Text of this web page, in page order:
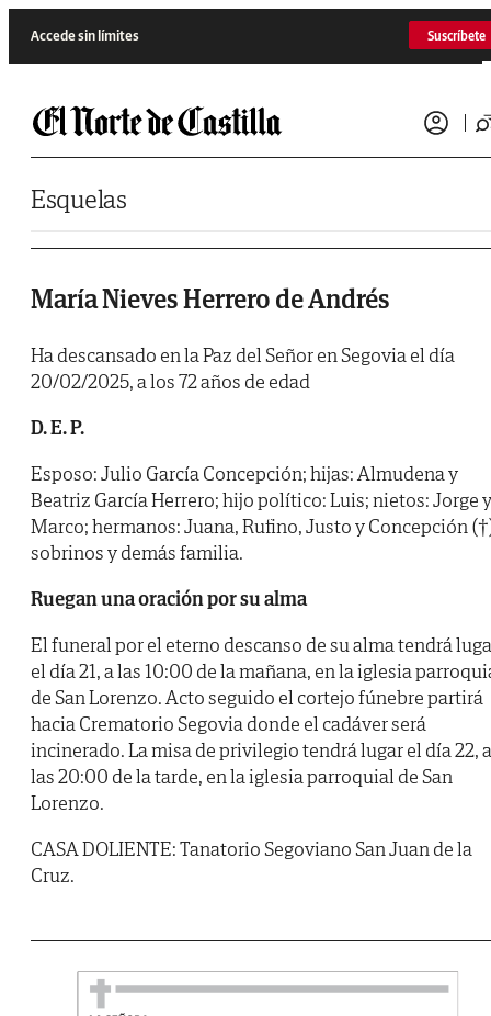
Accede sin límites Suscríbete
Esquelas
María Nieves Herrero de Andrés
Ha descansado en la Paz del Señor en Segovia el día
20/02/2025, a los 72 años de edad
D. E. P.
Esposo: Julio García Concepción; hijas: Almudena y
Beatriz García Herrero; hijo político: Luis; nietos: Jorge y
Marco; hermanos: Juana, Rufino, Justo y Concepción
sobrinos y demás familia.
Ruegan una oración por su alma
El funeral por el eterno descanso de su alma tendrá
el día 21, a las 10:00 de la mañana, en la iglesia
de San Lorenzo. Acto seguido el cortejo fúnebre partirá
hacia Crematorio Segovia donde el cadáver será
incinerado. La misa de privilegio tendrá lugar el día 22, a
las 20:00 de la tarde, en la iglesia parroquial de San
Lorenzo.
CASA DOLIENTE: Tanatorio Segoviano San Juan de la
Cruz.